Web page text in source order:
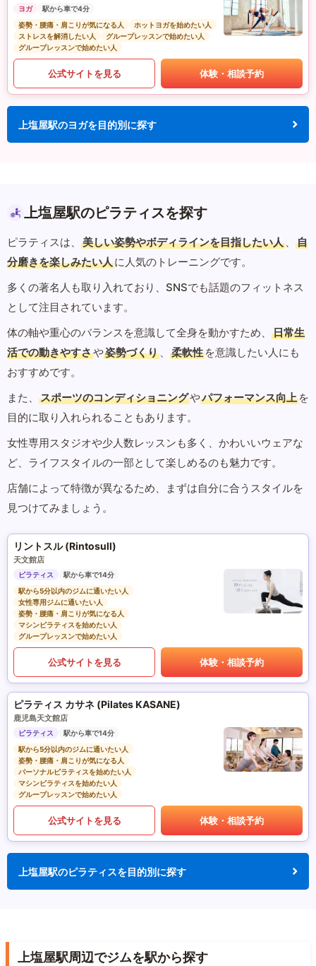
ヨガ
駅から車で4分
姿勢・腰痛・肩こりが気になる人
ホットヨガを始めたい人
ストレスを解消したい人
グループレッスンで始めたい人
グループレッスンで始めたい人
公式サイトを見る 体験・相談予約
上塩屋駅のヨガを目的別に探す
上塩屋駅のピラティスを探す
ピラティスは、 美しい姿勢やボディラインを目指したい人 、
自
分磨きを楽しみたい人に人気のトレーニングです。
多くの著名人も取り入れており、SNSでも話題のフィットネス
として注目されています。
体の軸や重心のバランスを意識して全身を動かすため、
日常生
活での動きやすさや姿勢づくり 、 柔軟性 を意識したい人にも
おすすめです。
また、
スポーツのコンディショニングやパフォーマンス向上 を
目的に取り入れられることもあります。
女性専用スタジオや少人数レッスンも多く、かわいいウェアな
ど、ライフスタイルの一部として楽しめるのも魅力です。
店舗によって特徴が異なるため、まずは自分に合うスタイルを
見つけてみましょう。
リントスル (Rintosull)
天文館店
ピラティス
駅から車で14分
駅から5分以内のジムに通いたい人
女性専用ジムに通いたい人
姿勢・腰痛・肩こりが気になる人
マシンピラティスを始めたい人
グループレッスンで始めたい人
公式サイトを見る 体験・相談予約
ピラティス カサネ (Pilates KASANE)
鹿児島天文館店
ピラティス
駅から車で14分
駅から5分以内のジムに通いたい人
姿勢・腰痛・肩こりが気になる人
パーソナルピラティスを始めたい人
マシンピラティスを始めたい人
グループレッスンで始めたい人
公式サイトを見る 体験・相談予約
上塩屋駅のピラティスを目的別に探す
上塩屋駅周辺でジムを駅から探す